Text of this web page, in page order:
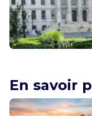
America
En savoir